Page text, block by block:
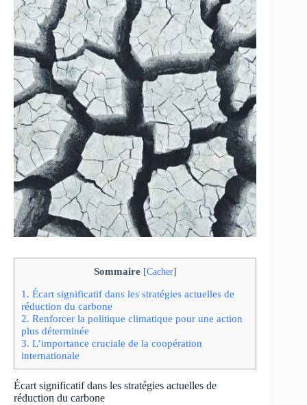
Sommaire [Cacher]
1. Écart significatif dans les stratégies actuelles de
réduction du carbone
2. Renforcer la politique climatique pour une action
plus déterminée
3. L’importance cruciale de la coopération
internationale
Écart significatif dans les stratégies actuelles de
réduction du carbone